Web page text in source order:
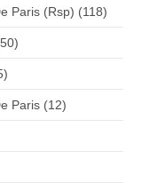
Paris (Rsp) (118)
Paris (12)